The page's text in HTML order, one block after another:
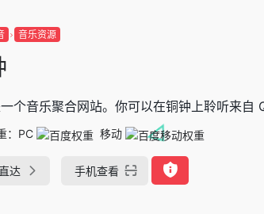
音乐资源
个音乐聚合网站。你可以在铜钟上聆听来
PC 移动
达 手机查看